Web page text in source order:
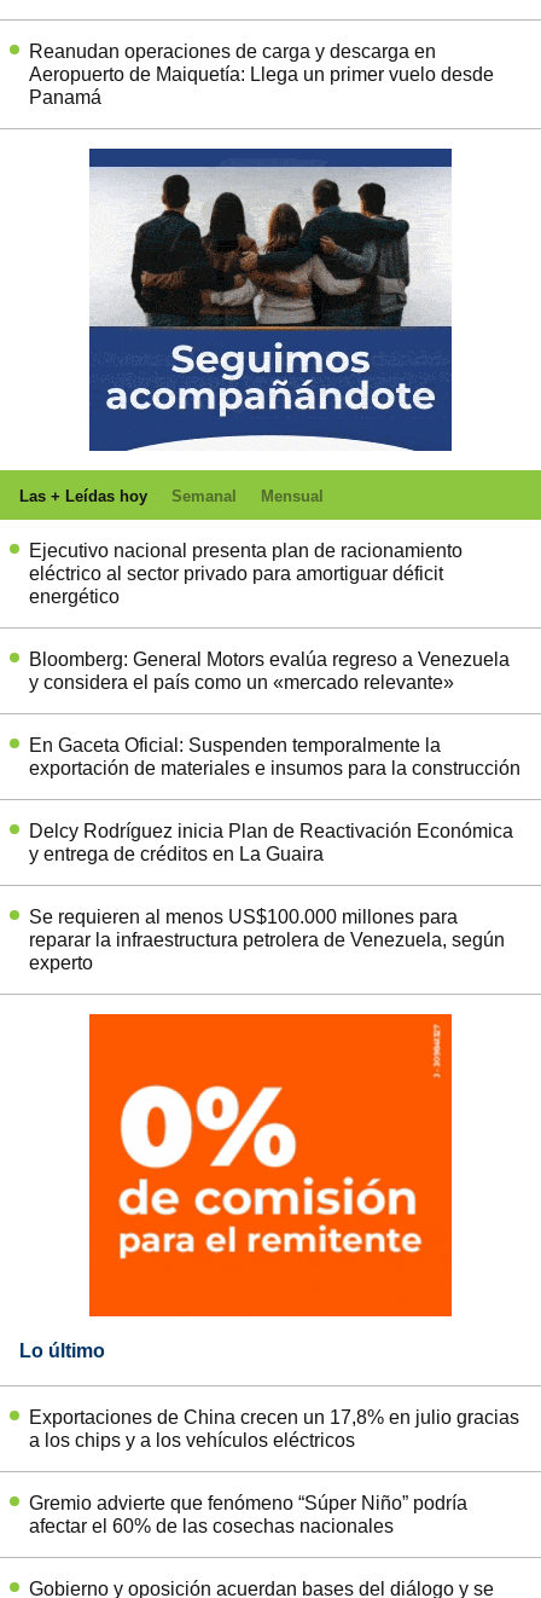
Reanudan operaciones de carga y descarga en
Aeropuerto de Maiquetía: Llega un primer vuelo desde
Panamá
Las + Leídas hoy Semanal Mensual
Ejecutivo nacional presenta plan de racionamiento
eléctrico al sector privado para amortiguar déficit
energético
Bloomberg: General Motors evalúa regreso a Venezuela
y considera el país como un «mercado relevante»
En Gaceta Oficial: Suspenden temporalmente la
exportación de materiales e insumos para la construcción
Delcy Rodríguez inicia Plan de Reactivación Económica
y entrega de créditos en La Guaira
Se requieren al menos US$100.000 millones para
reparar la infraestructura petrolera de Venezuela, según
experto
Lo último
Exportaciones de China crecen un 17,8% en julio gracias
a los chips y a los vehículos eléctricos
Gremio advierte que fenómeno “Súper Niño” podría
afectar el 60% de las cosechas nacionales
Gobierno y oposición acuerdan bases del diálogo y se